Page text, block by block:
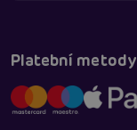
Platební metody